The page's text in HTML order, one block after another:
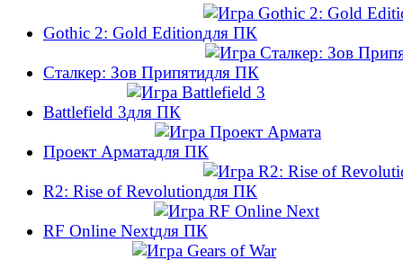
Gothic 2: Gold Edition
Сталкер: Зов Припяти
Battlefield 3
Проект Армата
R2: Rise of Revolution
RF Online Next